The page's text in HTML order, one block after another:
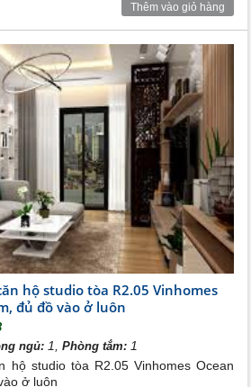
Thêm vào giỏ hàng
hộ studio tòa R2.05 Vinhomes
đủ đồ vào ở luôn
ngủ: 1,Phòng tắm: 1
hộ studio tòa R2.05 Vinhomes Ocean
ở luôn